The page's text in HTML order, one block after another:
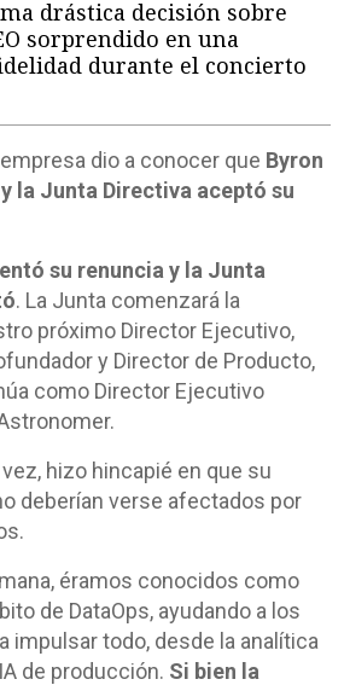
drástica decisión sobre
sorprendido en una
durante el concierto
dio a conocer que Byron
la Junta Directiva aceptó su
su renuncia y la Junta
. La Junta comenzará la
próximo Director Ejecutivo,
y Director de Producto,
como Director Ejecutivo
hizo hincapié en que su
deberían verse afectados por
éramos conocidos como
de DataOps, ayudando a los
impulsar todo, desde la analítica
de producción. Si bien la